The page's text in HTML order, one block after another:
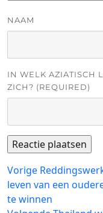
NAAM
IN WELK AZIATISCH
ZICH? (REQUIRED)
Bericht
navigatie
Vorige Vorig
bericht:
leven van een
te winnen